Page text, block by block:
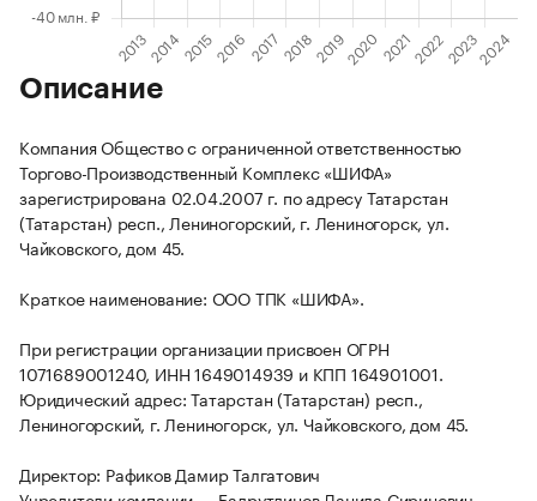
Описание
Компания Общество с ограниченной ответственностью
Торгово-Производственный Комплекс «ШИФА»
зарегистрирована 02.04.2007 г. по адресу Татарстан
(Татарстан) респ., Лениногорский, г. Лениногорск, ул.
Чайковского, дом 45.
Краткое наименование: ООО ТПК «ШИФА».
При регистрации организации присвоен ОГРН
1071689001240, ИНН 1649014939 и КПП 164901001.
Юридический адрес: Татарстан (Татарстан) респ.,
Лениногорский, г. Лениногорск, ул. Чайковского, дом 45.
Директор: Рафиков Дамир Талгатович